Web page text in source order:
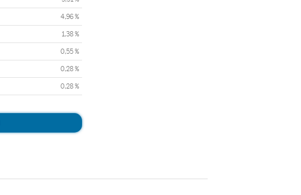
4,96 %
1,38 %
0,55 %
0,28 %
0,28 %